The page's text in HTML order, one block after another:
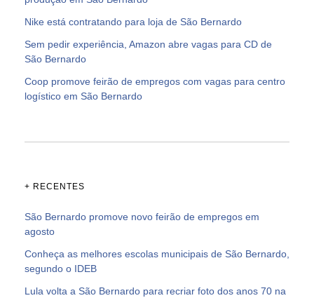
Nike está contratando para loja de São Bernardo
Sem pedir experiência, Amazon abre vagas para CD de
São Bernardo
Coop promove feirão de empregos com vagas para centro
logístico em São Bernardo
+ RECENTES
São Bernardo promove novo feirão de empregos em
agosto
Conheça as melhores escolas municipais de São Bernardo,
segundo o IDEB
Lula volta a São Bernardo para recriar foto dos anos 70 na